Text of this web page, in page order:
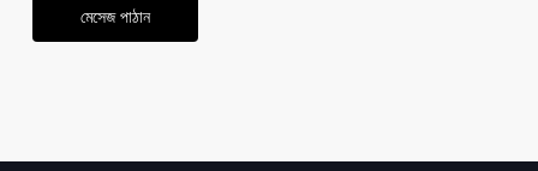
মেসেজ পাঠান